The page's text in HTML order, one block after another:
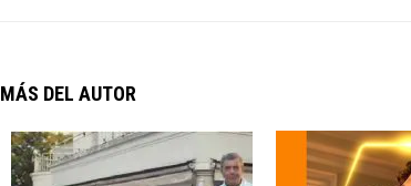
MÁS DEL AUTOR